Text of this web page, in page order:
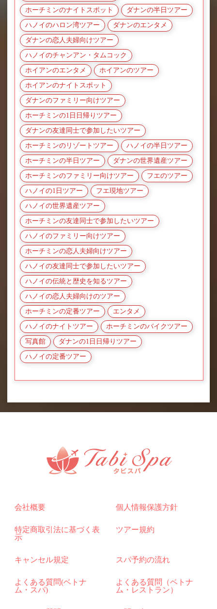
ホーチミンのナイトスポット ダナンの半日ツアー
ハノイのハロン湾ツアー ダナンのエンタメ
ダナンの恋人夫婦向けツアー
ハノイのチャンアン・タムコック
ホイアンのエンタメ ホイアンのツアー
ホイアンのナイトスポット
ダナンのファミリー向けツアー
ホーチミンの1日日帰りツアー
ダナンの友達同士で参加したいツアー
ホーチミンのリゾートツアー ハノイの半日ツアー
ホーチミンの半日ツアー ダナンの世界遺産ツアー
ホーチミンのファミリー向けツアー フエのツアー
ハノイの1日ツアー フエ現地ツアー
ハノイの世界遺産ツアー
ホーチミンの友達同士で参加したいツアー
ハノイのファミリー向けツアー
ホーチミンの恋人夫婦向けツアー
ハノイの友達同士で参加したいツアー
ハノイの伝統と歴史を知るツアー
ハノイの恋人夫婦向けのツアー
ホーチミンの定番ツアー エンタメ
ハノイのナイトツアー ホーチミンのバイクツアー
写真館 ダナンの1日日帰りツアー
ハノイの定番ツアー
会社概要 個人情報保護方針
特定商取引法に基づく表
示
ツアー規約
キャンセル規定 スパ予約の流れ
よくある質問(ベトナ
ム・スパ)
よくある質問（ベトナ
ム・レストラン）